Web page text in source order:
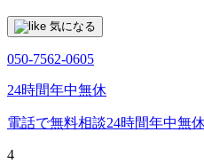
気になる
050-7562-0605
24時間年中無休
電話で無料相談24時間年中無
4